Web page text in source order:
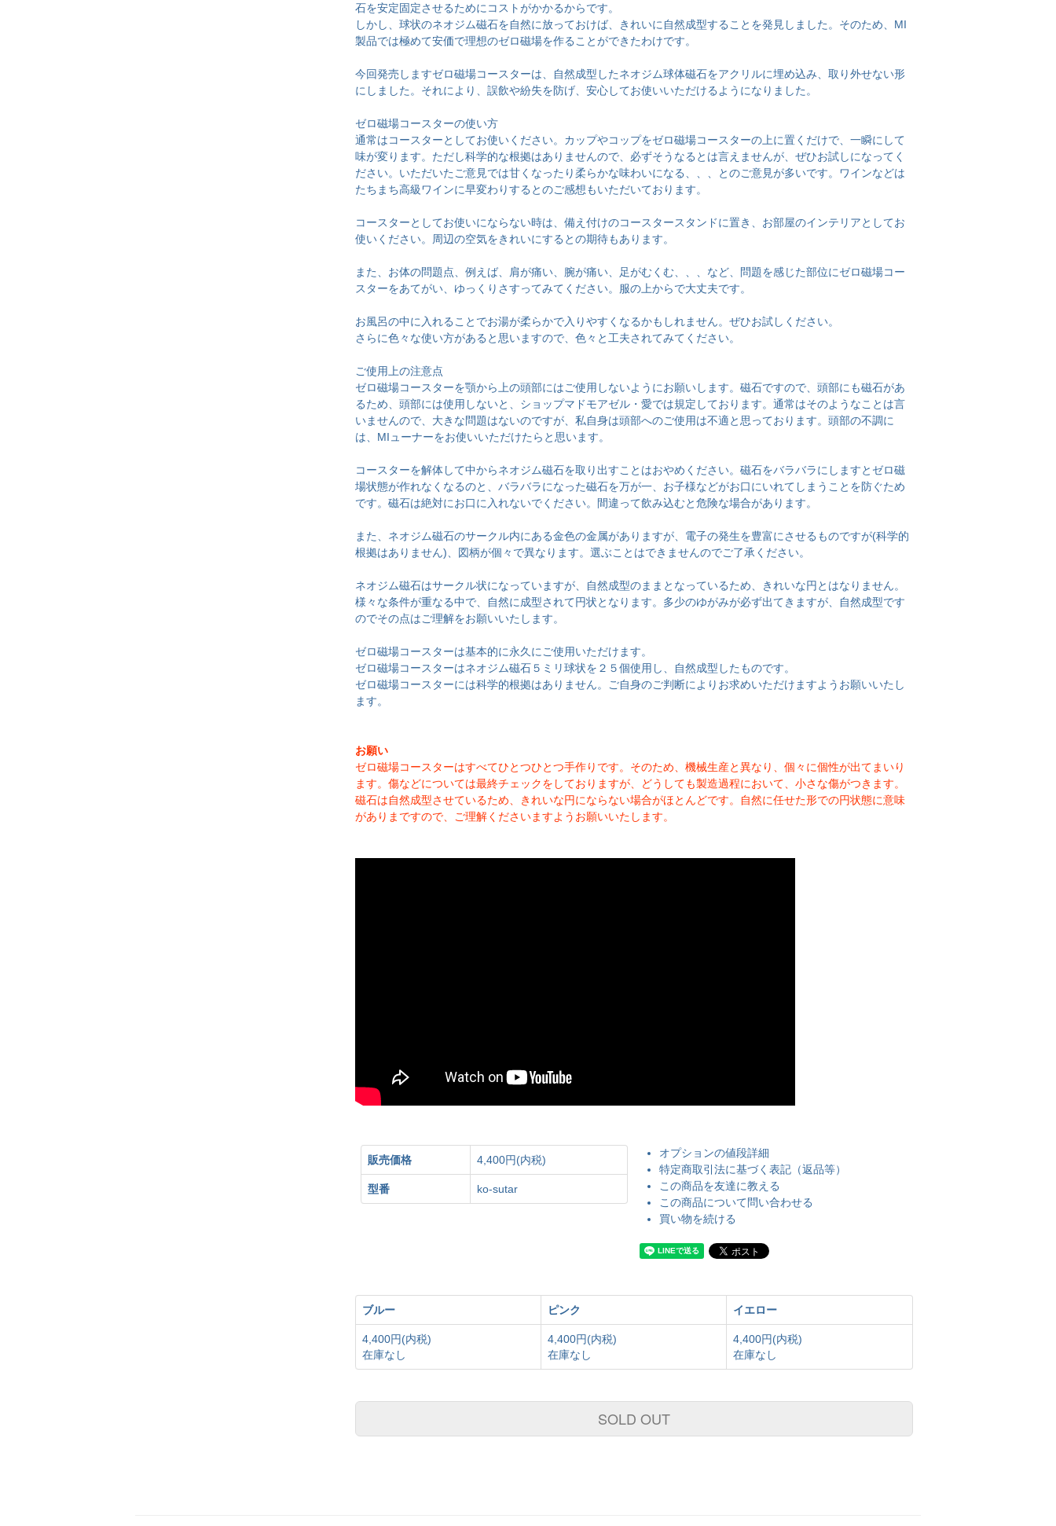
石を安定固定させるためにコストがかかるからです。
しかし、球状のネオジム磁石を自然に放っておけば、きれいに自然成型することを発見しました。そのため、MI
製品では極めて安価で理想のゼロ磁場を作ることができたわけです。
今回発売しますゼロ磁場コースターは、自然成型したネオジム球体磁石をアクリルに埋め込み、取り外せない形
にしました。それにより、誤飲や紛失を防げ、安心してお使いいただけるようになりました。
ゼロ磁場コースターの使い方
通常はコースターとしてお使いください。カップやコップをゼロ磁場コースターの上に置くだけで、一瞬にして
味が変ります。ただし科学的な根拠はありませんので、必ずそうなるとは言えませんが、ぜひお試しになってく
ださい。いただいたご意見では甘くなったり柔らかな味わいになる、、、とのご意見が多いです。ワインなどは
たちまち高級ワインに早変わりするとのご感想もいただいております。
コースターとしてお使いにならない時は、備え付けのコースタースタンドに置き、お部屋のインテリアとしてお
使いください。周辺の空気をきれいにするとの期待もあります。
また、お体の問題点、例えば、肩が痛い、腕が痛い、足がむくむ、、、など、問題を感じた部位にゼロ磁場コー
スターをあてがい、ゆっくりさすってみてください。服の上からで大丈夫です。
お風呂の中に入れることでお湯が柔らかで入りやすくなるかもしれません。ぜひお試しください。
さらに色々な使い方があると思いますので、色々と工夫されてみてください。
ご使用上の注意点
ゼロ磁場コースターを顎から上の頭部にはご使用しないようにお願いします。磁石ですので、頭部にも磁石があ
るため、頭部には使用しないと、ショップマドモアゼル・愛では規定しております。通常はそのようなことは言
いませんので、大きな問題はないのですが、私自身は頭部へのご使用は不適と思っております。頭部の不調に
は、MIューナーをお使いいただけたらと思います。
コースターを解体して中からネオジム磁石を取り出すことはおやめください。磁石をバラバラにしますとゼロ磁
場状態が作れなくなるのと、バラバラになった磁石を万が一、お子様などがお口にいれてしまうことを防ぐため
です。磁石は絶対にお口に入れないでください。間違って飲み込むと危険な場合があります。
また、ネオジム磁石のサークル内にある金色の金属がありますが、電子の発生を豊富にさせるものですが(科学的
根拠はありません)、図柄が個々で異なります。選ぶことはできませんのでご了承ください。
ネオジム磁石はサークル状になっていますが、自然成型のままとなっているため、きれいな円とはなりません。
様々な条件が重なる中で、自然に成型されて円状となります。多少のゆがみが必ず出てきますが、自然成型です
のでその点はご理解をお願いいたします。
ゼロ磁場コースターは基本的に永久にご使用いただけます。
ゼロ磁場コースターはネオジム磁石５ミリ球状を２５個使用し、自然成型したものです。
ゼロ磁場コースターには科学的根拠はありません。ご自身のご判断によりお求めいただけますようお願いいたし
ます。
お願い
ゼロ磁場コースターはすべてひとつひとつ手作りです。そのため、機械生産と異なり、個々に個性が出てまいり
ます。傷などについては最終チェックをしておりますが、どうしても製造過程において、小さな傷がつきます。
磁石は自然成型させているため、きれいな円にならない場合がほとんどです。自然に任せた形での円状態に意味
がありまですので、ご理解くださいますようお願いいたします。
販売価格 4,400円(内税)
型番 ko-sutar
オプションの値段詳細
特定商取引法に基づく表記（返品等）
この商品を友達に教える
この商品について問い合わせる
買い物を続ける
ブルー ピンク イエロー
4,400円(内税)
在庫なし
4,400円(内税)
在庫なし
4,400円(内税)
在庫なし
SOLD OUT